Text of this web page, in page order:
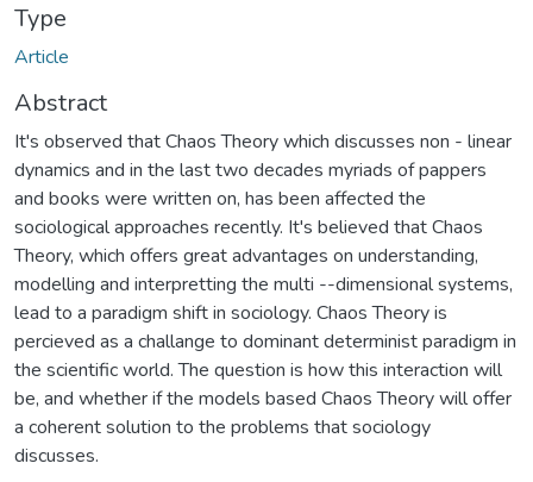
Type
Article
Abstract
It's observed that Chaos Theory which discusses non - linear
dynamics and in the last two decades myriads of pappers
and books were written on, has been affected the
sociological approaches recently. It's believed that Chaos
Theory, which offers great advantages on understanding,
modelling and interpretting the multi --dimensional systems,
lead to a paradigm shift in sociology. Chaos Theory is
percieved as a challange to dominant determinist paradigm in
the scientific world. The question is how this interaction will
be, and whether if the models based Chaos Theory will offer
a coherent solution to the problems that sociology
discusses.